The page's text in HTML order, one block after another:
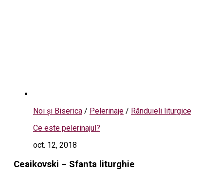
Noi și Biserica / Pelerinaje / Rânduieli liturgice
Ce este pelerinajul?
oct. 12, 2018
Ceaikovski – Sfanta liturghie